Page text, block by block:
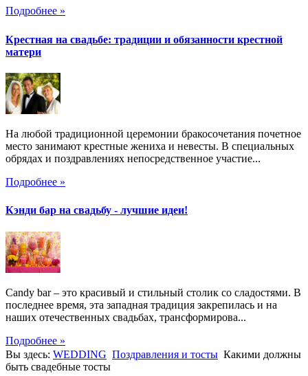
Подробнее »
Крестная на свадьбе: традиции и обязанности крестной
матери
На любой традиционной церемонии бракосочетания почетное
место занимают крестные жениха и невесты. В специальных
обрядах и поздравлениях непосредственное участие...
Подробнее »
Кэнди бар на свадьбу - лучшие идеи!
Candy bar – это красивый и стильный столик со сладостями. В
последнее время, эта западная традиция закрепилась и на
наших отечественных свадьбах, трансформирова...
Подробнее »
Вы здесь: WEDDING Поздравления и тосты Какими должны
быть свадебные тосты